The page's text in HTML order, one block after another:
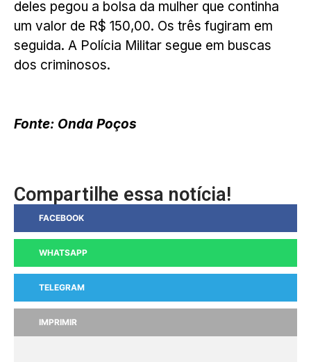
deles pegou a bolsa da mulher que continha
um valor de R$ 150,00. Os três fugiram em
seguida. A Polícia Militar segue em buscas
dos criminosos.
Fonte: Onda Poços
Compartilhe essa notícia!
FACEBOOK
WHATSAPP
TELEGRAM
IMPRIMIR